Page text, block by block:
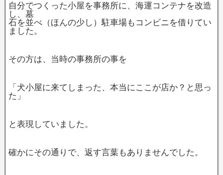
自分でつくった小屋を事務所に、海運コンテナを改造
し、墓
石を並べ（ほんの少し）駐車場もコンビニを借りてい
ました。
その方は、当時の事務所の事を
「犬小屋に来てしまった、本当にここが店か？と思っ
た」
と表現していました。
確かにその通りで、返す言葉もありませんでした。